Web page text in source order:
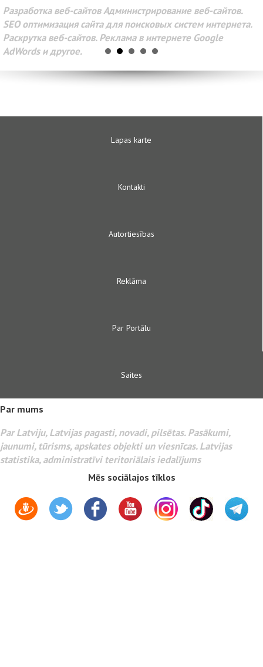
Разработка веб-сайтов Администрирование веб-сайтов.
SEO оптимизация сайта для поисковых систем интернета.
Раскрутка веб-сайтов. Реклама в интернете Google
AdWords и другое.
Lapas karte
Kontakti
Autortiesības
Reklāma
Par Portālu
Saites
Par mums
Par Latviju, Latvijas pagasti, novadi, pilsētas. Pasākumi,
jaunumi, tūrisms, apskates objekti un viesnīcas. Latvijas
statistika, administratīvi teritoriālais iedalījums
Mēs sociālajos tīklos